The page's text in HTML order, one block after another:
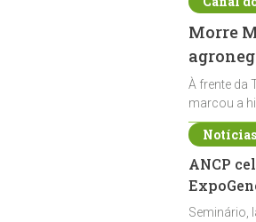
Morre
À frente da
marcou a
ANCP
Seminário,